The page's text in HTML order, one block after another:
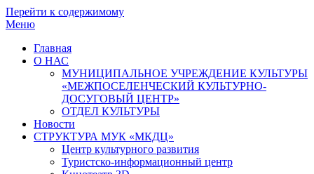
Перейти к содержимому
Меню
Главная
О НАС
МУНИЦИПАЛЬНОЕ УЧРЕЖДЕНИЕ КУЛЬТУРЫ
«МЕЖПОСЕЛЕНЧЕСКИЙ КУЛЬТУРНО-
ДОСУГОВЫЙ ЦЕНТР»
ОТДЕЛ КУЛЬТУРЫ
Новости
СТРУКТУРА МУК «МКДЦ»
Центр культурного развития
Туристско-информационный центр